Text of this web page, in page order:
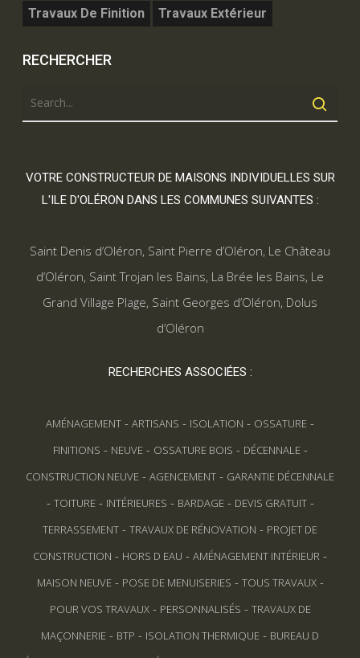
Travaux De Finition
Travaux Extérieur
RECHERCHER
VOTRE CONSTRUCTEUR DE MAISONS INDIVIDUELLES SUR
L'ILE D'OLÉRON DANS LES COMMUNES SUIVANTES :
Saint Denis d’Oléron, Saint Pierre d’Oléron, Le Château
d’Oléron, Saint Trojan les Bains, La Brée les Bains, Le
Grand Village Plage, Saint Georges d’Oléron, Dolus
d’Oléron
RECHERCHES ASSOCIÉES :
AMÉNAGEMENT - ARTISANS - ISOLATION - OSSATURE -
FINITIONS - NEUVE- OSSATURE BOIS - DÉCENNALE-
CONSTRUCTION NEUVE - AGENCEMENT - GARANTIE DÉCENNALE
- TOITURE- INTÉRIEURES - BARDAGE- DEVIS GRATUIT-
TERRASSEMENT - TRAVAUX DE RÉNOVATION - PROJET DE
CONSTRUCTION - HORS D EAU - AMÉNAGEMENT INTÉRIEUR -
MAISON NEUVE- POSE DE MENUISERIES - TOUS TRAVAUX-
POUR VOS TRAVAUX- PERSONNALISÉS - TRAVAUX DE
MAÇONNERIE - BTP - ISOLATION THERMIQUE - BUREAU D